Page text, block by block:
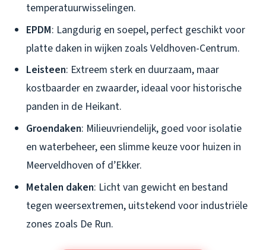
temperatuurwisselingen.
EPDM: Langdurig en soepel, perfect geschikt voor
platte daken in wijken zoals Veldhoven-Centrum.
Leisteen: Extreem sterk en duurzaam, maar
kostbaarder en zwaarder, ideaal voor historische
panden in de Heikant.
Groendaken: Milieuvriendelijk, goed voor isolatie
en waterbeheer, een slimme keuze voor huizen in
Meerveldhoven of d’Ekker.
Metalen daken: Licht van gewicht en bestand
tegen weersextremen, uitstekend voor industriële
zones zoals De Run.